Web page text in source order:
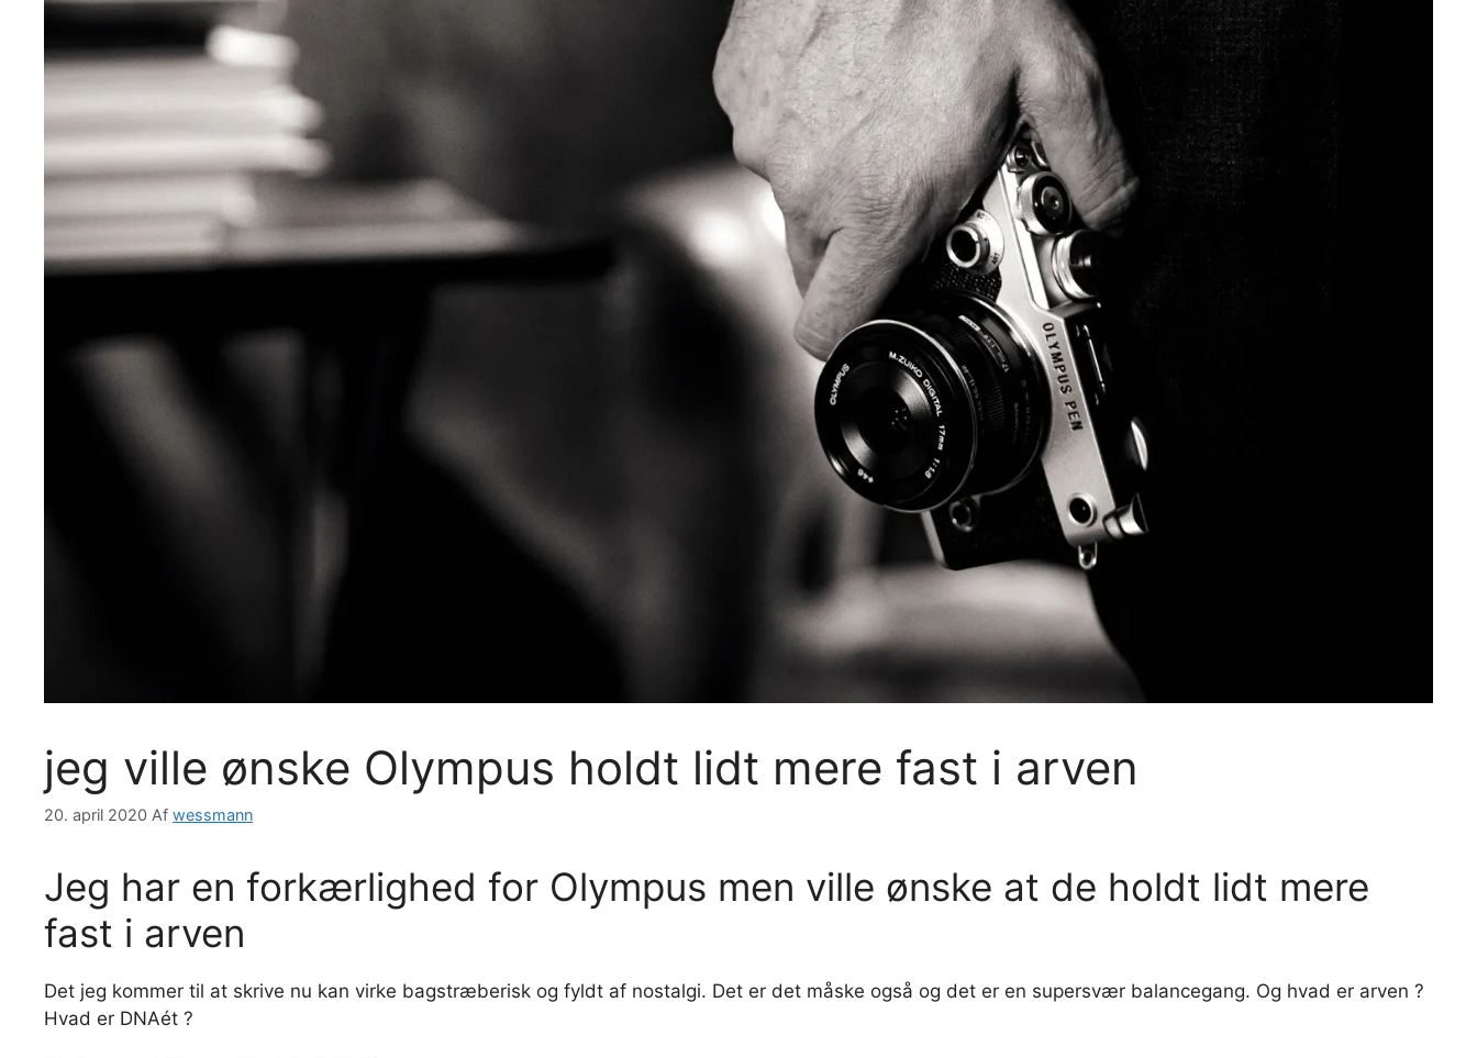
jeg ville ønske Olympus holdt lidt mere fast i arven
20. april 2020 Af wessmann
Jeg har en forkærlighed for Olympus men ville ønske at de holdt lidt mere
fast i arven
Det jeg kommer til at skrive nu kan virke bagstræberisk og fyldt af nostalgi. Det er det måske også og det er en supersvær balancegang. Og hvad er arven ?
Hvad er DNAét ?